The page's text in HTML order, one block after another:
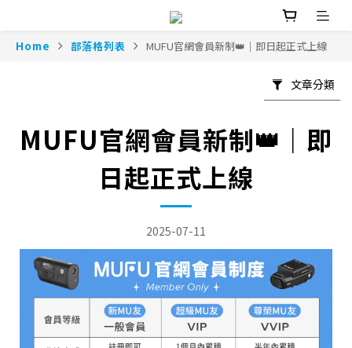
Home 部落格列表 MUFU官網會員新制👑｜即日起正式上線
文章分類
MUFU官網會員新制👑｜即
日起正式上線
2025-07-11